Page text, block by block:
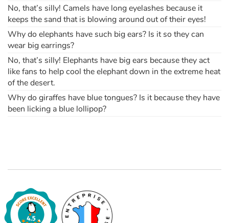
No, that’s silly! Camels have long eyelashes because it
keeps the sand that is blowing around out of their eyes!
Why do elephants have such big ears? Is it so they can
wear big earrings?
No, that’s silly! Elephants have big ears because they act
like fans to help cool the elephant down in the extreme heat
of the desert.
Why do giraffes have blue tongues? Is it because they have
been licking a blue lollipop?